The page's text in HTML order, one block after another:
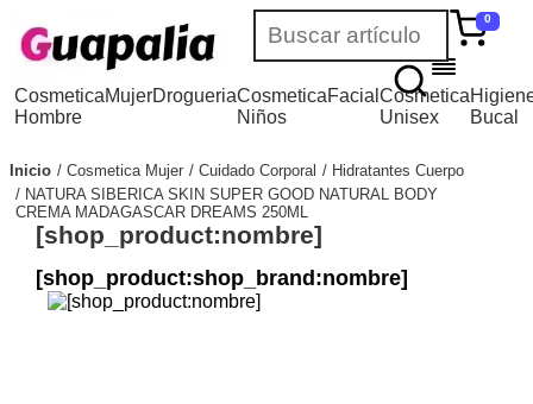
0
Cosmetica
Hombre
MujerDrogueriaCosmetica
Niños
FacialCosmetica
Unisex
Bucal
Inicio Cosmetica Mujer Cuidado Corporal
Hidratantes Cuerpo
NATURA SIBERICA SKIN SUPER GOOD NATURAL BODY
CREMA MADAGASCAR DREAMS 250ML
[shop_product:nombre]
[shop_product:shop_brand:nombre]